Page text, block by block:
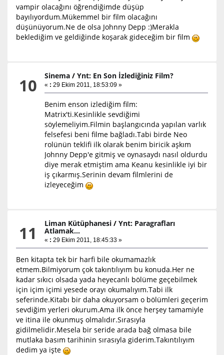
vampir olacağını öğrendiğimde düşüp
bayılıyordum.Mükemmel bir film olacağını
düşünüyorum.Ne de olsa Johnny Depp :)Merakla
beklediğim ve geldiğinde koşarak gideceğim bir film
10 Sinema /Ynt: En Son İzlediğiniz Film?
« : 29 Ekim 2011, 18:53:09 »
Benim enson izlediğim film:
Matrix'ti.Kesinlikle sevdiğimi
söylemeliyim.Filmin başlangıcında yapılan varlık
felsefesi beni filme bağladı.Tabi birde Neo
rolünün teklifi ilk olarak benim biricik aşkım
Johnny Depp'e gitmiş ve oynasaydı nasıl oldurdu
diye merak etmiştim ama Keanu kesinlikle iyi bir
iş çıkarmış.Serinin devam filmlerini de
izleyeceğim
11 Liman Kütüphanesi /Ynt: Paragrafları
Atlamak...
« : 29 Ekim 2011, 18:45:33 »
Ben kitapta tek bir harfi bile okumamazlık
etmem.Bilmiyorum çok takıntılıyım bu konuda.Her ne
kadar sıkıcı olsada yada heyecanlı bölüme geçebilmek
için içim içimi yesede orayı okumalıyım.Tabi ilk
seferinde.Kitabı bir daha okuyorsam o bölümleri geçerim
sevdiğim yerleri okurum.Ama ilk önce herşey tamamiyle
ve itina ile okunmuş olmalıdır.Sırasıyla
gidilmelidir.Mesela bir seride arada bağ olmasa bile
mutlaka basım tarihinin sırasıyla giderim.Takıntılıyım
dedim ya işte